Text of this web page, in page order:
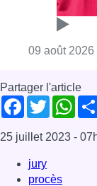
09 août 2026
Partager l'article
Facebook
Twitter
25 juillet 2023 -
jury
procès